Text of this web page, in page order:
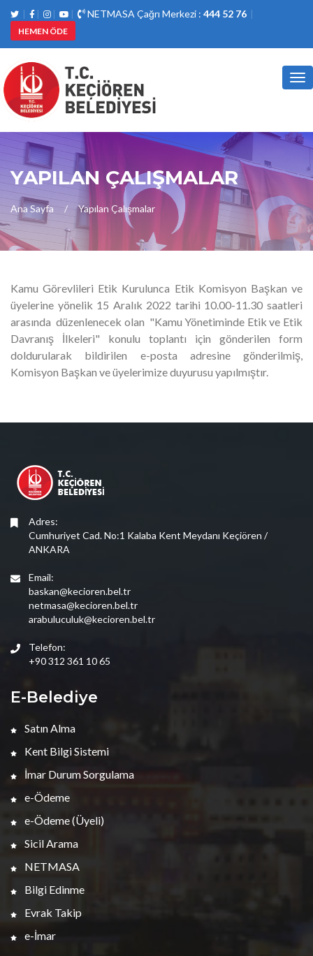
NETMASA Çağrı Merkezi : 444 52 76
HEMEN ÖDE
YAPILAN ÇALIŞMALAR
Ana Sayfa Yapılan Çalışmalar
Kamu Görevlileri Etik Kurulunca Etik Komisyon Başkan ve
üyelerine yönelik 15 Aralık 2022 tarihi 10.00-11.30 saatleri
arasında düzenlenecek olan "Kamu Yönetiminde Etik ve Etik
Davranış İlkeleri" konulu toplantı için gönderilen form
doldurularak bildirilen e-posta adresine gönderilmiş,
Komisyon Başkan ve üyelerimize duyurusu yapılmıştır.
Adres:
Cumhuriyet Cad. No:1 Kalaba Kent Meydanı Keçiören /
ANKARA
Email:
baskan@kecioren.bel.tr
netmasa@kecioren.bel.tr
arabuluculuk@kecioren.bel.tr
Telefon:
+90 312 361 10 65
E-Belediye
Satın Alma
Kent Bilgi Sistemi
İmar Durum Sorgulama
e-Ödeme
e-Ödeme (Üyeli)
Sicil Arama
NETMASA
Bilgi Edinme
Evrak Takip
e-İmar